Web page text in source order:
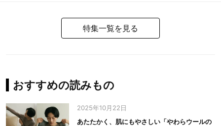
特集一覧を見る
おすすめの読みもの
2025年10月22日
あたたかく、肌にもやさしい「やわらウールの